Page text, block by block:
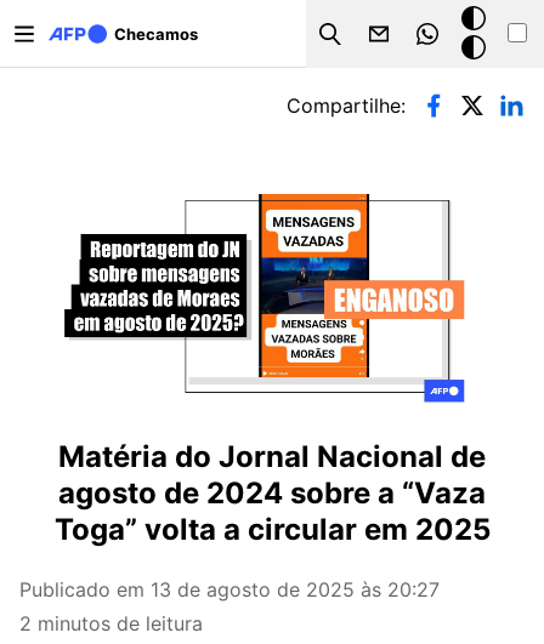
Checamos
Search
Modo
escuro
Abas primárias
Compartilhe:
Matéria do Jornal Nacional de
agosto de 2024 sobre a “Vaza
Toga” volta a circular em 2025
Publicado em 13 de agosto de 2025 às 20:27
2 minutos de leitura